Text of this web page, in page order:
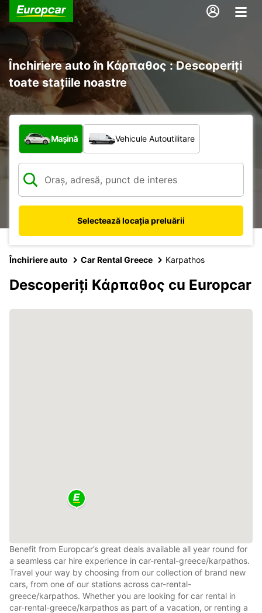
Închiriere auto în Κάρπαθος : Descoperiți
toate stațiile noastre
Ce tip de vehicul?
Mașină Vehicule Autoutilitare
Selectează locația preluării
Închiriere auto Car Rental Greece Karpathos
Descoperiți Κάρπαθος cu Europcar
Benefit from Europcar’s great deals available all year round for
a seamless car hire experience in car-rental-greece/karpathos.
Travel your way by choosing from our collection of brand new
cars, from one of our stations across car-rental-
greece/karpathos. Whether you are looking for car rental in
car-rental-greece/karpathos as part of a vacation, or renting a